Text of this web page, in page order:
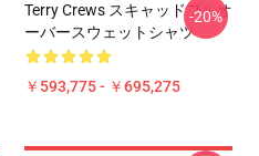
Terry Crews スキャッドプルオ
ーバースウェットシャツ
￥593,775 - ￥695,275
-20%